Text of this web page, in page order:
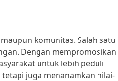
komunitas. Salah satu
Dengan mempromosikan
untuk lebih peduli
juga menanamkan nilai-